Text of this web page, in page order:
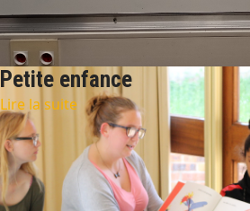
Petite enfance
Lire la suite